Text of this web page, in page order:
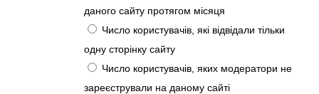
даного сайту протягом місяця
Число користувачів, які відвідали тільки
одну сторінку сайту
Число користувачів, яких модератори не
зареєстрували на даному сайті